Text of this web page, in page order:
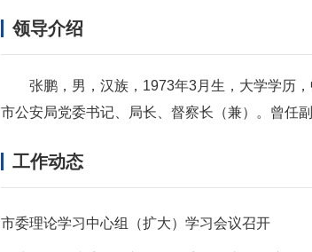
领导介绍
张鹏，男，汉族，1973年3月生，大学学历
市公安局党委书记、局长、督察长（兼）。曾任
工作动态
市委理论学习中心组（扩大）学习会议召开